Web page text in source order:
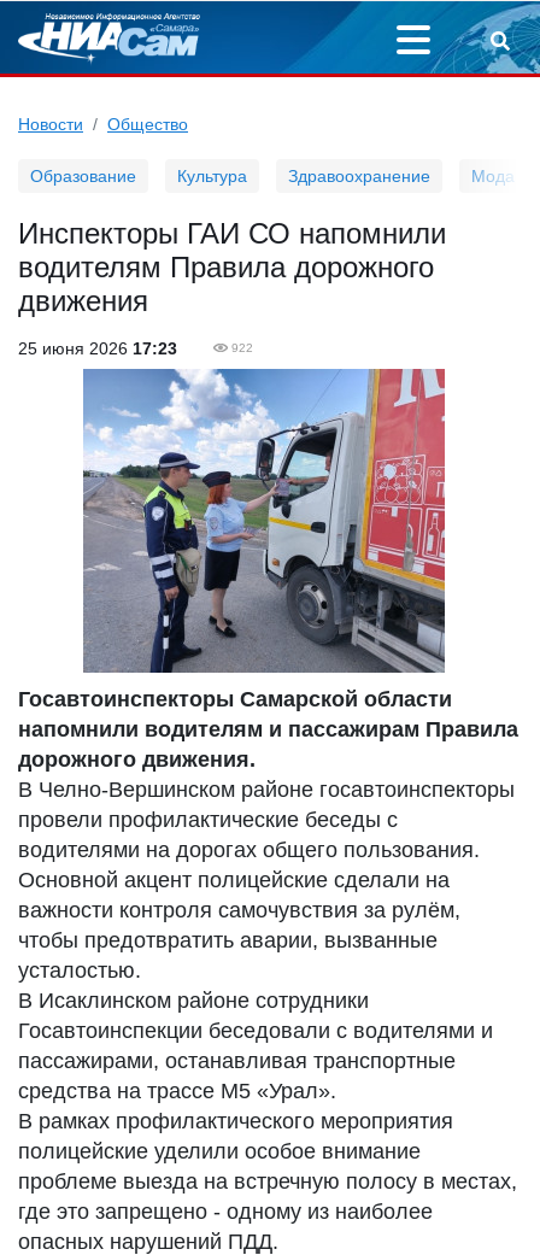
Новости Общество
Образование Культура Здравоохранение Мода
Инспекторы ГАИ СО напомнили
водителям Правила дорожного
движения
25 июня 2026 17:23 922
Госавтоинспекторы Самарской области
напомнили водителям и пассажирам Правила
дорожного движения.
В Челно‑Вершинском районе госавтоинспекторы
провели профилактические беседы с
водителями на дорогах общего пользования.
Основной акцент полицейские сделали на
важности контроля самочувствия за рулём,
чтобы предотвратить аварии, вызванные
усталостью.
В Исаклинском районе сотрудники
Госавтоинспекции беседовали с водителями и
пассажирами, останавливая транспортные
средства на трассе М5 «Урал».
В рамках профилактического мероприятия
полицейские уделили особое внимание
проблеме выезда на встречную полосу в местах,
где это запрещено - одному из наиболее
опасных нарушений ПДД.